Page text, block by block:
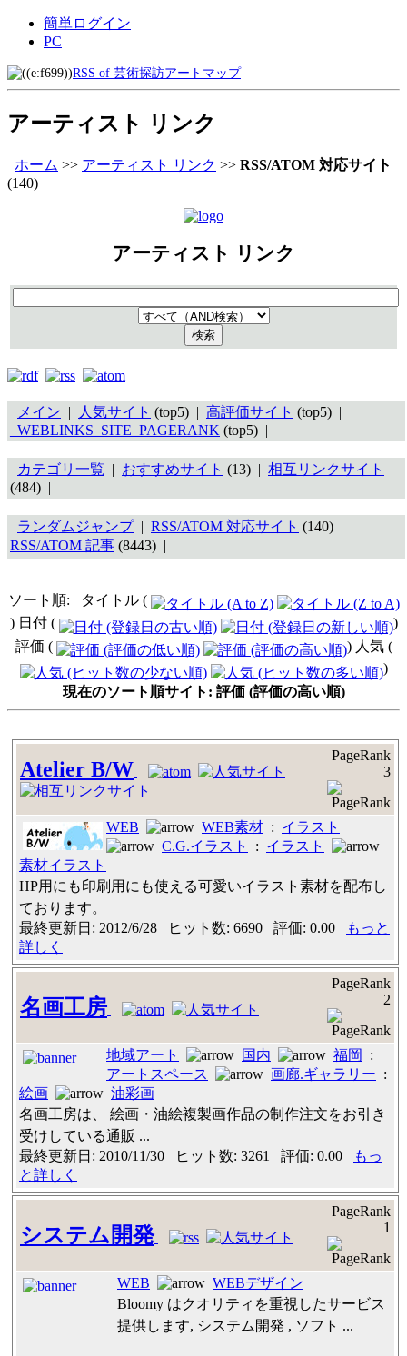
簡単ログイン
PC
RSS of 芸術探訪アートマップ
アーティスト リンク
ホーム >> アーティスト リンク >> RSS/ATOM 対応サイト
(140)
アーティスト リンク
メイン | 人気サイト (top5) | 高評価サイト (top5) |
_WEBLINKS_SITE_PAGERANK (top5) |
カテゴリ一覧 | おすすめサイト (13) | 相互リンクサイト
(484) |
ランダムジャンプ| RSS/ATOM 対応サイト (140) |
RSS/ATOM 記事 (8443) |
ソート順: タイトル (
) 日付 (
)
評価 (
) 人気 (
)
現在のソート順サイト: 評価 (評価の高い順)
Atelier B/W
PageRank
3
WEB WEB素材 : イラスト
C.G.イラスト
: イラスト
素材イラスト
HP用にも印刷用にも使える可愛いイラスト素材を配布し
ております。
最終更新日: 2012/6/28 ヒット数: 6690 評価: 0.00
もっと
詳しく
名画工房
PageRank
2
地域アート 国内 福岡
:
アートスペース
画廊.ギャラリー :
絵画
油彩画
名画工房は、 絵画・油絵複製画作品の制作注文をお引き
受けしている通販 ...
最終更新日: 2010/11/30 ヒット数: 3261 評価: 0.00
もっ
と詳しく
システム開発
PageRank
1
WEB
WEBデザイン
Bloomy はクオリティを重視したサービス
提供します, システム開発 , ソフト ...